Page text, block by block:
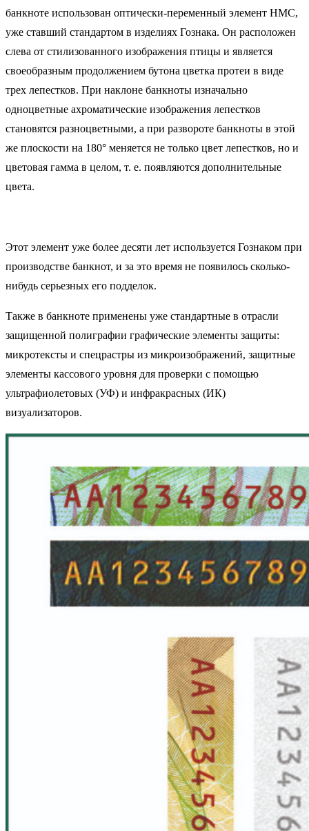
банкноте использован оптически-переменный элемент HMC,
уже ставший стандартом в изделиях Гознака. Он расположен
слева от стилизованного изображения птицы и является
своеобразным продолжением бутона цветка протеи в виде
трех лепестков. При наклоне банкноты изначально
одноцветные ахроматические изображения лепестков
становятся разноцветными, а при развороте банкноты в этой
же плоскости на 180° меняется не только цвет лепестков, но и
цветовая гамма в целом, т. е. появляются дополнительные
цвета.
Этот элемент уже более десяти лет используется Гознаком при
производстве банкнот, и за это время не появилось сколько-
нибудь серьезных его подделок.
Также в банкноте применены уже стандартные в отрасли
защищенной полиграфии графические элементы защиты:
микротексты и спецрастры из микроизображений, защитные
элементы кассового уровня для проверки с помощью
ультрафиолетовых (УФ) и инфракрасных (ИК)
визуализаторов.